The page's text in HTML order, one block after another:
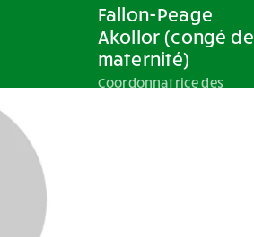
Fallon-Peage
Akollor (congé de
maternité)
Coordonnatrice des